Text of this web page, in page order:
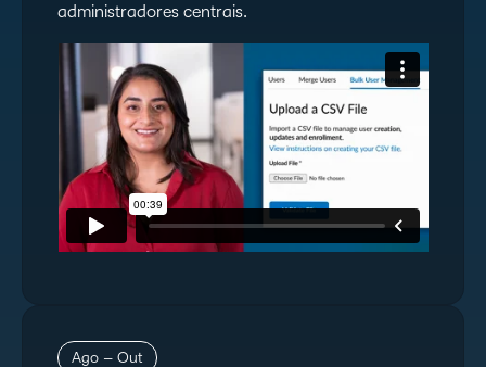
administradores centrais.
Ago – Out